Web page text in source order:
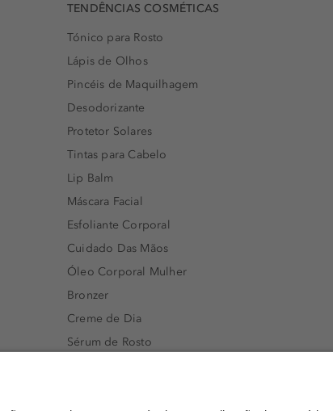
TENDÊNCIAS COSMÉTICAS
Tónico para Rosto
Lápis de Olhos
Pincéis de Maquilhagem
Desodorizante
Protetor Solares
Tintas para Cabelo
Lip Balm
Máscara Facial
Esfoliante Corporal
Cuidado Das Mãos
Óleo Corporal Mulher
Bronzer
Creme de Dia
Sérum de Rosto